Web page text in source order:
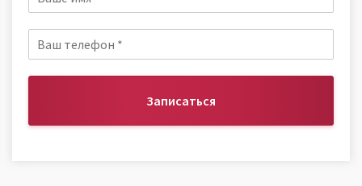
Записаться